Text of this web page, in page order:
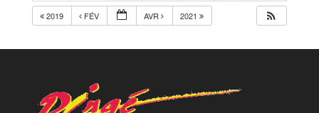
2019 FÉV AVR 2021